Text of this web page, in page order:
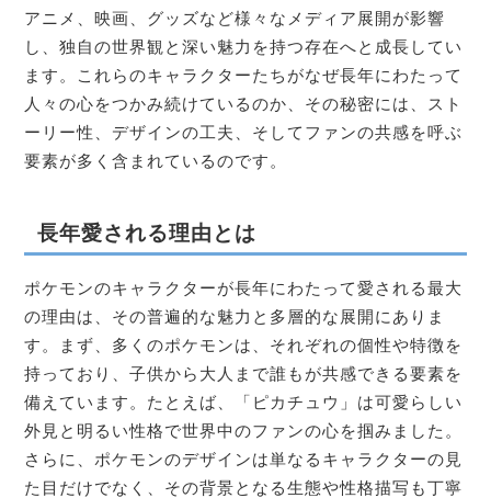
アニメ、映画、グッズなど様々なメディア展開が影響
し、独自の世界観と深い魅力を持つ存在へと成長してい
ます。これらのキャラクターたちがなぜ長年にわたって
人々の心をつかみ続けているのか、その秘密には、スト
ーリー性、デザインの工夫、そしてファンの共感を呼ぶ
要素が多く含まれているのです。
長年愛される理由とは
ポケモンのキャラクターが長年にわたって愛される最大
の理由は、その普遍的な魅力と多層的な展開にありま
す。まず、多くのポケモンは、それぞれの個性や特徴を
持っており、子供から大人まで誰もが共感できる要素を
備えています。たとえば、「ピカチュウ」は可愛らしい
外見と明るい性格で世界中のファンの心を掴みました。
さらに、ポケモンのデザインは単なるキャラクターの見
た目だけでなく、その背景となる生態や性格描写も丁寧